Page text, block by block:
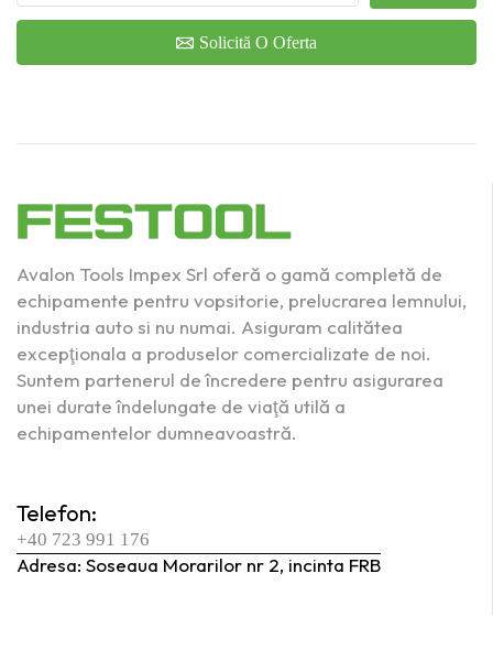
Solicită O Oferta
Avalon Tools Impex Srl oferă o gamă completă de
echipamente pentru vopsitorie, prelucrarea lemnului,
industria auto si nu numai. Asiguram calitătea
excepţionala a produselor comercializate de noi.
Suntem partenerul de încredere pentru asigurarea
unei durate îndelungate de viaţă utilă a
echipamentelor dumneavoastră.
Telefon:
+40 723 991 176
Adresa: Soseaua Morarilor nr 2, incinta FRB